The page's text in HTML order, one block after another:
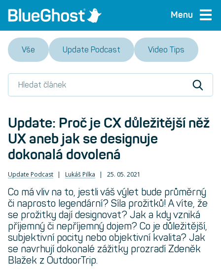
Menu
Vše Update Podcast Video Tips
Update: Proč je CX důležitější něž
UX aneb jak se designuje
dokonalá dovolená
Update Podcast Lukáš Pilka 25. 05. 2021
Co má vliv na to, jestli váš výlet bude průměrný
či naprosto legendární? Síla prožitků! A víte, že
se prožitky dají designovat? Jak a kdy vzniká
příjemný či nepříjemný dojem? Co je důležitější,
subjektivní pocity nebo objektivní kvalita? Jak
se navrhují dokonalé zážitky prozradí Zdeněk
Blažek z OutdoorTrip.